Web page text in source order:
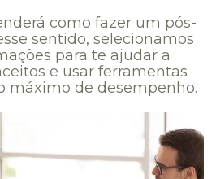
como fazer um pós-
sentido, selecionamos
para te ajudar a
e usar ferramentas
máximo de desempenho.